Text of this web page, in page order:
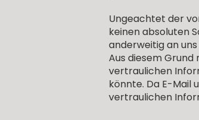
Ungeachtet der
keinen absoluten
anderweitig an
Aus diesem
vertraulichen
könnte. Da E-Mail
vertraulichen